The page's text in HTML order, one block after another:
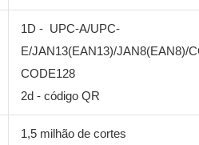
1D - UPC-A/UPC-
E/JAN13(EAN13)/JAN8(EAN8)/
CODE128
2d - código QR
1,5 milhão de cortes